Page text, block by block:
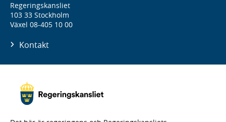
Regeringskansliet
103 33 Stockholm
Växel 08-405 10 00
Kontakt